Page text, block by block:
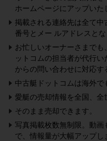
ホームページにアップいた
掲載される連絡先は全て
番号とメー ルアドレスとな
お忙しいオーナーさまで
ットコムの担当者が代行
からの問い合わせに対応す
中古艇ドットコムは海外で
愛艇の売却情報を全国、全
そのまま売却できます。
写真掲載枚数無制限。動
で、情報量が大幅アップし